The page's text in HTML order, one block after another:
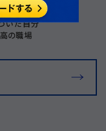
産婦人科
いた自分
の職場